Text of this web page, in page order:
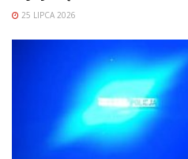
25 LIPCA 2026